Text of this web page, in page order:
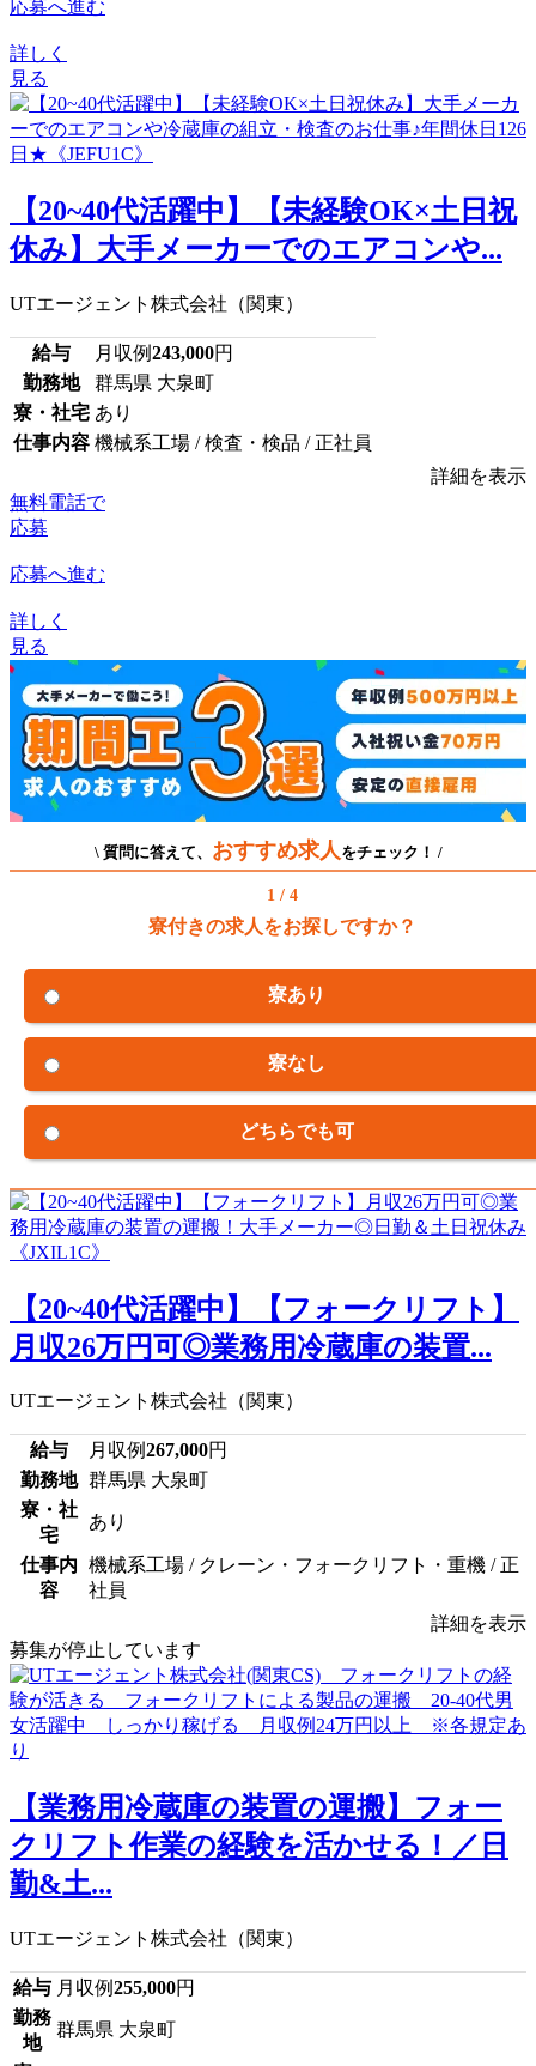
応募へ進む
詳しく
見る
【20~40代活躍中】【未経験OK×土日祝
休み】大手メーカーでのエアコンや...
UTエージェント株式会社（関東）
給与 月収例243,000円
勤務地
群馬県 大泉町
寮・社宅 あり
仕事内容 機械系工場 / 検査・検品 / 正社員
詳細を表示
無料電話で
応募
応募へ進む
詳しく
見る
\ 質問に答えて、 おすすめ求人 をチェック！ /
1 / 4
寮付きの求人をお探しですか？
寮あり
寮なし
どちらでも可
【20~40代活躍中】【フォークリフト】
月収26万円可◎業務用冷蔵庫の装置...
UTエージェント株式会社（関東）
給与 月収例267,000円
勤務地 群馬県 大泉町
寮・社
宅
あり
仕事内
容
機械系工場 / クレーン・フォークリフト・重機 / 正
社員
詳細を表示
募集が停止しています
【業務用冷蔵庫の装置の運搬】フォー
クリフト作業の経験を活かせる！／日
勤&土...
UTエージェント株式会社（関東）
給与 月収例255,000円
勤務
地
群馬県 大泉町